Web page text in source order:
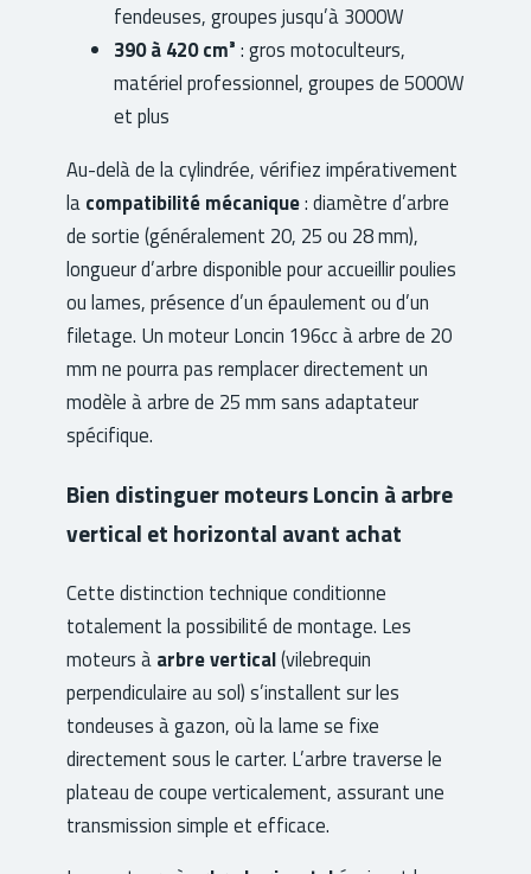
fendeuses, groupes jusqu’à 3000W
390 à 420 cm³ : gros motoculteurs,
matériel professionnel, groupes de 5000W
et plus
Au-delà de la cylindrée, vérifiez impérativement
la compatibilité mécanique: diamètre d’arbre
de sortie (généralement 20, 25 ou 28 mm),
longueur d’arbre disponible pour accueillir poulies
ou lames, présence d’un épaulement ou d’un
filetage. Un moteur Loncin 196cc à arbre de 20
mm ne pourra pas remplacer directement un
modèle à arbre de 25 mm sans adaptateur
spécifique.
Bien distinguer moteurs Loncin à arbre
vertical et horizontal avant achat
Cette distinction technique conditionne
totalement la possibilité de montage. Les
moteurs à arbre vertical(vilebrequin
perpendiculaire au sol) s’installent sur les
tondeuses à gazon, où la lame se fixe
directement sous le carter. L’arbre traverse le
plateau de coupe verticalement, assurant une
transmission simple et efficace.